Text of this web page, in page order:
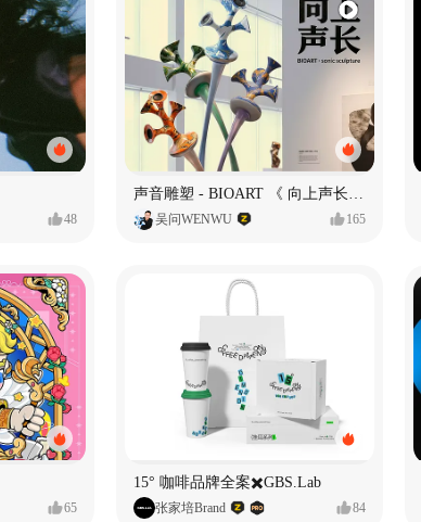
48 吴问WENWU 165
65
15° 咖啡品牌全案✖️GBS.Lab
张家培Brand 84